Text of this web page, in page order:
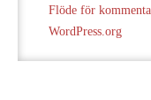
Flöde för
WordPress.org